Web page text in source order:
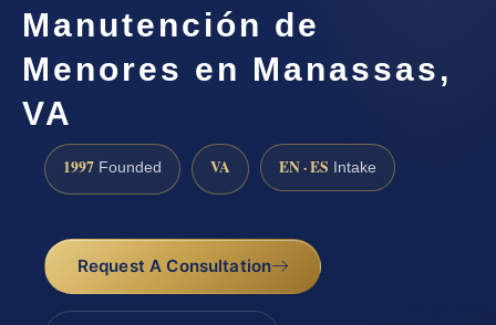
Manutención de
Menores en Manassas,
VA
1997 Founded VA EN · ES Intake
Request A Consultation